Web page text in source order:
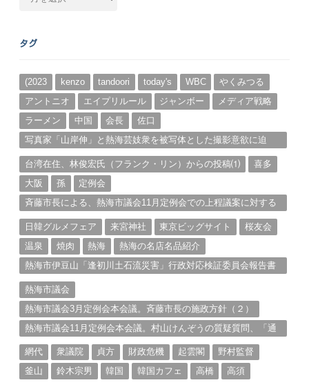
カ
ブ
タグ
(2023 kenzo tandoori today's WBC
やくみつる
アントニオ
エイプリルール ジャンボー
メディア戦略
ラーメン
中国 会長
佐口
写真家「山岸伸」と熱海芸妓衆を被写体とした撮影意欲に迫
台湾在住、林俊宏氏（フランク・リン）からの投稿⑴
喜多
大阪
孫
定例会
斉藤市長による、熱海市議会11月定例会での上程議案に対する
日韓グルメフェア
来宮神社 東京ビッグサイト
桜友会
温泉
焼肉 熱海
熱海の名店名品紹介
熱海市伊豆山「逢初川土石流災害」行政対応検証委員会報告書
熱海市議会
熱海市議会3月定例会本会議。斉藤市長の施政方針（２）
熱海市議会11月定例会本会議。村山けんぞうの質疑質問、「通
網代
衆議院 貞方 財政危機 起雲閣
野村監督
釜山
鈴木宗男 韓国 韓国カフェ 高橋 高須